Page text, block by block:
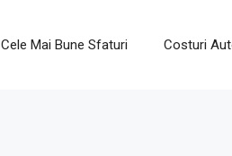
Cele Mai Bune Sfaturi Costuri